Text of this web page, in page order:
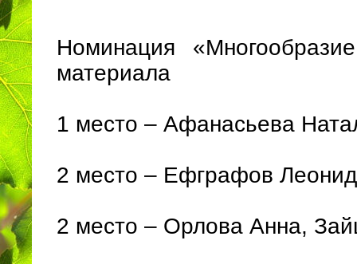
Номинация
материала
1 место – Афанасьева
2 место – Ефграфов
2 место – Орлова Анна,